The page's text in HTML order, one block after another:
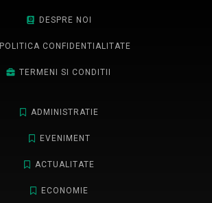
DESPRE NOI
POLITICA CONFIDENTIALITATE
TERMENI SI CONDITII
ADMINISTRATIE
EVENIMENT
ACTUALITATE
ECONOMIE